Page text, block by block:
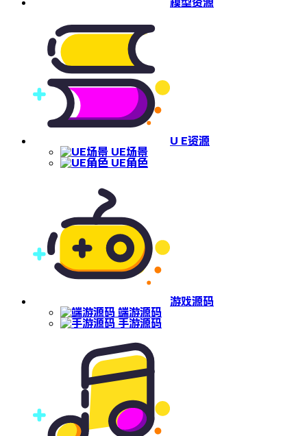
U E资源
UE场景
UE角色
游戏源码
端游源码
手游源码